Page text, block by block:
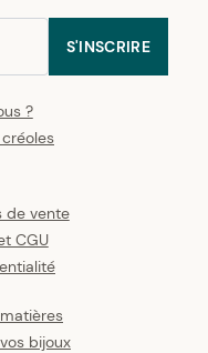
?
de vente
CGU
bijoux
S'INSCRIRE